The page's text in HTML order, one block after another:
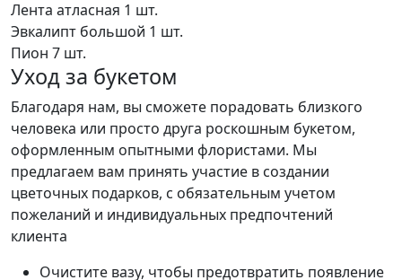
Лента атласная 1 шт.
Эвкалипт большой 1 шт.
Пион 7 шт.
Уход за букетом
Благодаря нам, вы сможете порадовать близкого
человека или просто друга роскошным букетом,
оформленным опытными флористами. Мы
предлагаем вам принять участие в создании
цветочных подарков, с обязательным учетом
пожеланий и индивидуальных предпочтений
клиента
Очистите вазу, чтобы предотвратить появление